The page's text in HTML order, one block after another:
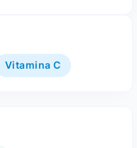
Vitamina C